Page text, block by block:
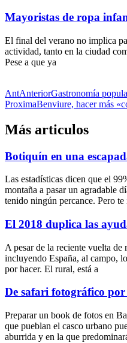
Mayoristas de ropa
El final del verano no implica
actividad, tanto en la ciudad
Pese a que ya
AntAnteriorGastronomía
ProximaBenviure, hacer más
Más articulos
Botiquín en una
Las estadísticas dicen que el
montaña a pasar un agradable
tenido ningún percance. Pero te
El 2018 duplica las
A pesar de la reciente vuelta
incluyendo España, al campo,
por hacer. El rural, está a
De safari fotográfico
Preparar un book de fotos en
que pueblan el casco urbano
aburrida y en la que